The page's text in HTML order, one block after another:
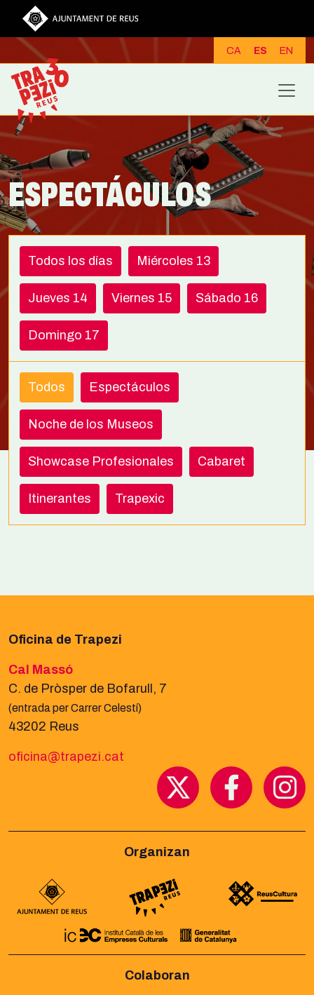
Pasar al contenido principal
CA ES EN
ESPECTÁCULOS
Todos los días Miércoles 13
Jueves 14 Viernes 15 Sábado 16
Domingo 17
Todos Espectáculos
Noche de los Museos
Showcase Profesionales Cabaret
Itinerantes Trapexic
Oficina de Trapezi
Cal Massó
C. de Pròsper de Bofarull, 7
(entrada per Carrer Celestí)
43202 Reus
oficina@trapezi.cat
Organizan
Colaboran